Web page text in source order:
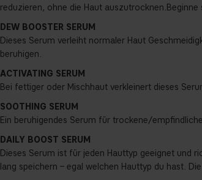
reduzieren, ohne die Haut
DEW BOOSTER SERUM
Dieses Serum verleiht normaler Haut
beruhigen.
ACTIVATING SERUM
Bei fettiger oder Mischhaut verkleinert dieses
SOOTHING SERUM
Ein beruhigendes Serum für trockene/
DAILY BOOST SERUM
Dieses Serum ist für jeden Hauttyp geeignet und
lang speichern – egal welchen Hauttyp du hast.